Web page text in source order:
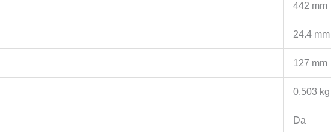
442 mm
24.4 mm
127 mm
0.503 kg
Da